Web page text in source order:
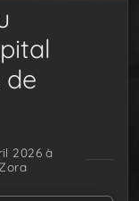
de
2026 à